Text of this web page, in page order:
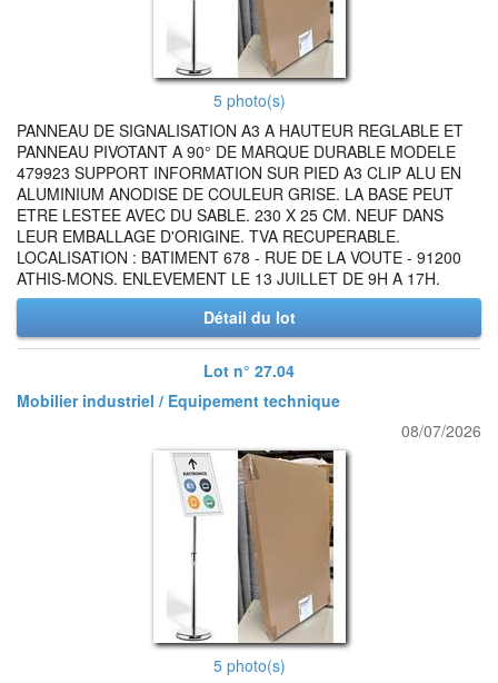
5 photo(s)
PANNEAU DE SIGNALISATION A3 A HAUTEUR REGLABLE ET
PANNEAU PIVOTANT A 90° DE MARQUE DURABLE MODELE
479923 SUPPORT INFORMATION SUR PIED A3 CLIP ALU EN
ALUMINIUM ANODISE DE COULEUR GRISE. LA BASE PEUT
ETRE LESTEE AVEC DU SABLE. 230 X 25 CM. NEUF DANS
LEUR EMBALLAGE D'ORIGINE. TVA RECUPERABLE.
LOCALISATION : BATIMENT 678 - RUE DE LA VOUTE - 91200
ATHIS-MONS. ENLEVEMENT LE 13 JUILLET DE 9H A 17H.
Détail du lot
Lot n° 27.04
Mobilier industriel / Equipement technique
08/07/2026
5 photo(s)